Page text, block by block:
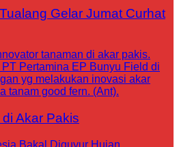
Gelar Jumat Curhat
Akar Pakis